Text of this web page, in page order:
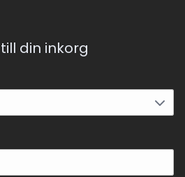
din inkorg